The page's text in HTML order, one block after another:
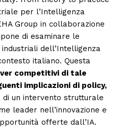
per l’Intelligenza
Group in collaborazione
di esaminare le
dell’Intelligenza
italiano. Questa
competitivi di tale
implicazioni di policy,
di un intervento strutturale
leader nell’innovazione e
offerte dall’IA.